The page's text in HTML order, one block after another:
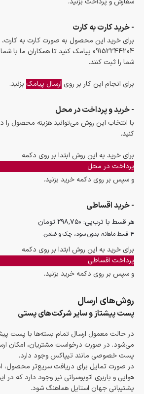
- خرید کارت به کارت
09152244204 پیامک کنید تا همکاران
شما را ثبت کنند.
برای انجام این کار بر روی ارسال پیامک بزنید.
- خرید و پرداخت در محل
با انتخاب این روش می‌توانید هزینه محصول
کنید.
برای خرید به این روش ابتدا بر روی دکمه
پرداخت در محل
و سپس بر روی دکمه خرید بزنید.
- خرید اقساطی
هر قسط با ترب‌پی: ۲۹۸,۷۵۰تومان
۴ قسط ماهانه. بدون سود، چک و ضامن.
برای خرید به این روش ابتدا بر روی دکمه
پرداخت اقساطی
و سپس بر روی دکمه خرید بزنید.
روش‌های ارسال
پست پیشتاز و سایر شرکت‌های پستی
در حالت معمول ارسال تمام بسته‌ها با پست
می‌شود. در صورت درخواست مشتریان، امکان
پست خصوصی مانند تیپاکس وجود دارد.
در صورت تمایل برای دریافت سریع‌تر محصول،
هوایی و باربری اتوبوسرانی نیز وجود دارد که
پشتیبانی جهان استایل هماهنگ شود.